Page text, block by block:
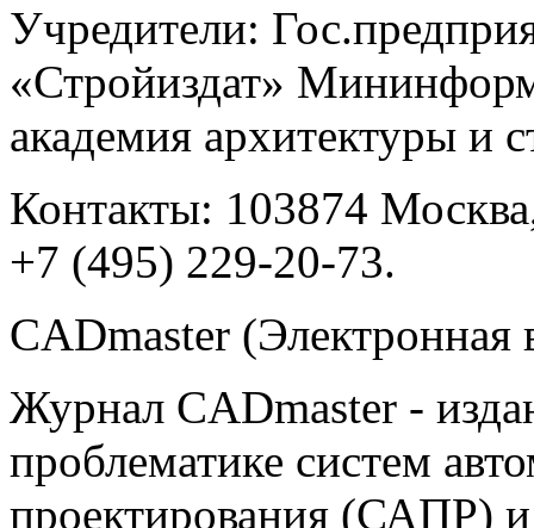
Учредители:
«Стройиздат»
академия архитектуры и
Контакты: 103874
+7 (495) 229-20-73.
CADmaster (Электронная
Журнал CADmaster -
проблематике систем
проектирования (САПР) и